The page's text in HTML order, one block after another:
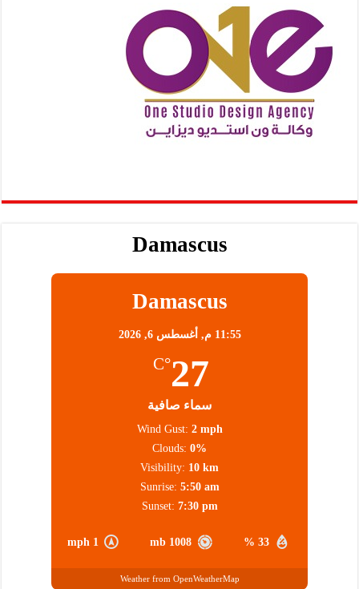
Damascus
Damascus
11:55 م, أغسطس 6, 2026
27
°C
سماء صافية
33 %
1008 mb
1 mph
Wind Gust: 2 mph
Clouds: 0%
Visibility: 10 km
Sunrise: 5:50 am
Sunset: 7:30 pm
Weather from OpenWeatherMap